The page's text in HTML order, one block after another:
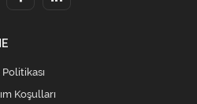
Koşulları